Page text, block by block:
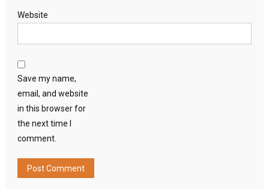
Website
Save my name,
email, and website
in this browser for
the next time I
comment.